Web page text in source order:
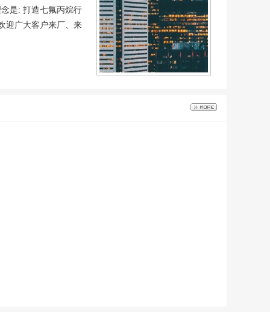
是: 打造七氟丙烷行
迎广大客户来厂、来